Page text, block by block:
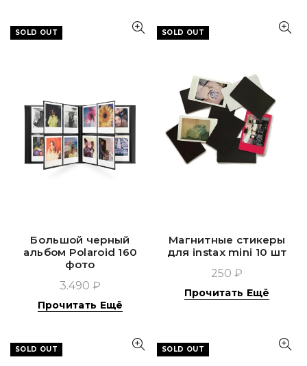
SOLD OUT
Большой черный
альбом Polaroid 160
фото
3.490 ₽
Прочитать Ещё
SOLD OUT
Магнитные стикеры
для instax mini 10 шт
250 ₽
Прочитать Ещё
SOLD OUT SOLD OUT